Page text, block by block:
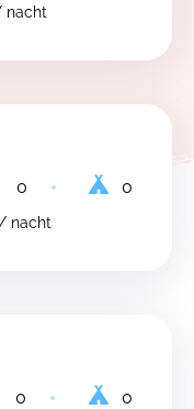
nacht
0
0
/ nacht
0
0